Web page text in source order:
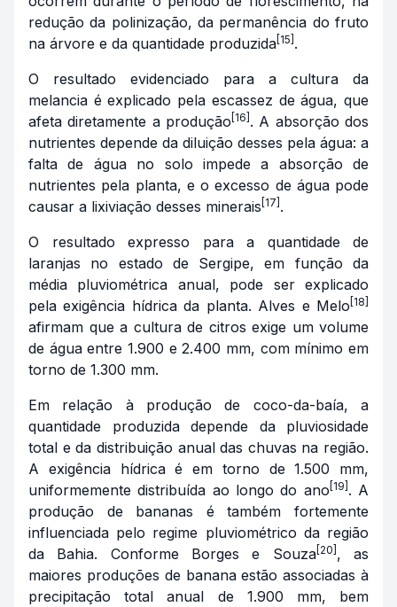
redução da polinização, da permanência do fruto
na árvore e da quantidade produzida [15] .
O resultado evidenciado para a cultura da
melancia é explicado pela escassez de água, que
afeta diretamente a produção [16] . A absorção dos
nutrientes depende da diluição desses pela água: a
falta de água no solo impede a absorção de
nutrientes pela planta, e o excesso de água pode
causar a lixiviação desses minerais [17] .
O resultado expresso para a quantidade de
laranjas no estado de Sergipe, em função da
média pluviométrica anual, pode ser explicado
pela exigência hídrica da planta. Alves e Melo [18]
afirmam que a cultura de citros exige um volume
de água entre 1.900 e 2.400 mm, com mínimo em
torno de 1.300 mm.
Em relação à produção de coco-da-baía, a
quantidade produzida depende da pluviosidade
total e da distribuição anual das chuvas na região.
A exigência hídrica é em torno de 1.500 mm,
uniformemente distribuída ao longo do ano [19] . A
produção de bananas é também fortemente
influenciada pelo regime pluviométrico da região
da Bahia. Conforme Borges e Souza [20] , as
maiores produções de banana estão associadas à
precipitação total anual de 1.900 mm, bem